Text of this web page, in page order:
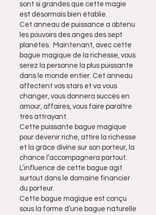
sont si grandes que cette magie
est désormais bien établie.
Cet anneau de puissance a obtenu
les pouvoirs des anges des sept
planètes. Maintenant, avec cette
bague magique de la richesse, vous
serez la personne la plus puissante
dans le monde entier. Cet anneau
affectent vos stars et va vous
changer, vous donnera succès en
amour, affaires, vous faire paraître
très attrayant.
Cette puissante bague magique
pour devenir riche, attire la richesse
et la grâce divine sur son porteur, la
chance l’accompagnera partout.
L’influence de cette bague agit
surtout dans le domaine financier
du porteur.
Cette bague magique est conçu
sous la forme d’une bague naturelle